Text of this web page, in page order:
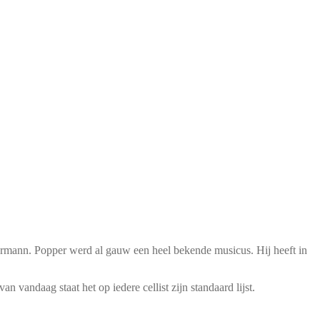
Popper werd al gauw een heel bekende musicus. Hij heeft in
vandaag staat het op iedere cellist zijn standaard lijst.